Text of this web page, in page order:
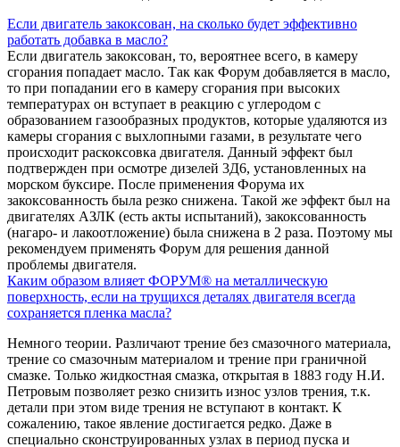
Если двигатель закоксован, на сколько будет эффективно
работать добавка в масло?
Если двигатель закоксован, то, вероятнее всего, в камеру
сгорания попадает масло. Так как Форум добавляется в масло,
то при попадании его в камеру сгорания при высоких
температурах он вступает в реакцию с углеродом с
образованием газообразных продуктов, которые удаляются из
камеры сгорания с выхлопными газами, в результате чего
происходит раскоксовка двигателя. Данный эффект был
подтвержден при осмотре дизелей 3Д6, установленных на
морском буксире. После применения Форума их
закоксованность была резко снижена. Такой же эффект был на
двигателях АЗЛК (есть акты испытаний), закоксованность
(нагаро- и лакоотложение) была снижена в 2 раза. Поэтому мы
рекомендуем применять Форум для решения данной
проблемы двигателя.
Каким образом влияет ФОРУМ® на металлическую
поверхность, если на трущихся деталях двигателя всегда
сохраняется пленка масла?
Немного теории. Различают трение без смазочного материала,
трение со смазочным материалом и трение при граничной
смазке. Только жидкостная смазка, открытая в 1883 году Н.И.
Петровым позволяет резко снизить износ узлов трения, т.к.
детали при этом виде трения не вступают в контакт. К
сожалению, такое явление достигается редко. Даже в
специально сконструированных узлах в период пуска и